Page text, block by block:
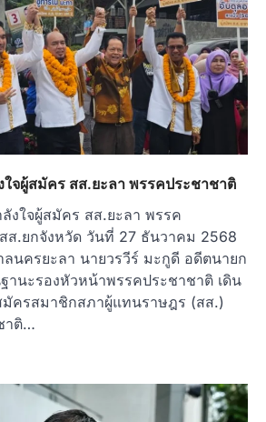
ใจผู้สมัคร สส.ยะลา พรรคประชาชาติ
ลังใจผู้สมัคร สส.ยะลา พรรค
ส.ยกจังหวัด วันที่ 27 ธันวาคม 2568
ลนครยะลา นายวรวีร์ มะกูดี อดีตนายก
านะรองหัวหน้าพรรคประชาชาติ เดิน
มัครสมาชิกสภาผู้แทนราษฎร (สส.)
าติ…